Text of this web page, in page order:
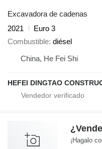
Excavadora de cadenas
2021
Euro 3
Combustible diésel
China, He Fei Shi
¡Hagalo